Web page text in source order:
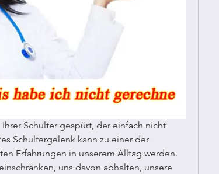
Schulter gespürt, der einfach nicht
Schultergelenk kann zu einer der
Erfahrungen in unserem Alltag werden.
uns davon abhalten, unsere